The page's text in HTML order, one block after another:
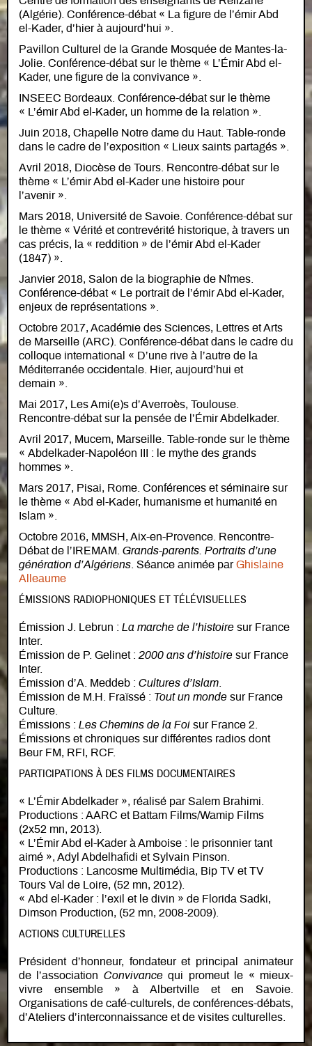
(Algérie). Conférence-débat « La figure de l’émir Abd
el-Kader, d’hier à aujourd’hui ».
Pavillon Culturel de la Grande Mosquée de Mantes-la-
Jolie. Conférence-débat sur le thème « L’Émir Abd el-
Kader, une figure de la convivance ».
INSEEC Bordeaux. Conférence-débat sur le thème
« L’émir Abd el-Kader, un homme de la relation ».
Juin 2018, Chapelle Notre dame du Haut. Table-ronde
dans le cadre de l’exposition « Lieux saints partagés ».
Avril 2018, Diocèse de Tours. Rencontre-débat sur le
thème « L’émir Abd el-Kader une histoire pour
l’avenir ».
Mars 2018, Université de Savoie. Conférence-débat sur
le thème « Vérité et contrevérité historique, à travers un
cas précis, la « reddition » de l’émir Abd el-Kader
(1847) ».
Janvier 2018, Salon de la biographie de Nîmes.
Conférence-débat « Le portrait de l’émir Abd el-Kader,
enjeux de représentations ».
Octobre 2017, Académie des Sciences, Lettres et Arts
de Marseille (ARC). Conférence-débat dans le cadre du
colloque international « D’une rive à l’autre de la
Méditerranée occidentale. Hier, aujourd’hui et
demain ».
Mai 2017, Les Ami(e)s d’Averroès, Toulouse.
Rencontre-débat sur la pensée de l’Émir Abdelkader.
Avril 2017, Mucem, Marseille. Table-ronde sur le thème
« Abdelkader-Napoléon III : le mythe des grands
hommes ».
Mars 2017, Pisai, Rome. Conférences et séminaire sur
le thème « Abd el-Kader, humanisme et humanité en
Islam ».
Octobre 2016, MMSH, Aix-en-Provence. Rencontre-
Débat de l’IREMAM. Grands-parents. Portraits d’une
génération d’Algériens . Séance animée parGhislaine
Alleaume
ÉMISSIONS RADIOPHONIQUES ET TÉLÉVISUELLES
Émission J. Lebrun : La marche de l’histoire sur France
Inter.
Émission de P. Gelinet : 2000 ans d’histoire sur France
Inter.
Émission d’A. Meddeb : Cultures d’Islam
Émission de M.H. Fraïssé : Tout un monde sur France
Culture.
Émissions : Les Chemins de la Foi sur France 2.
Émissions et chroniques sur différentes radios dont
Beur FM, RFI, RCF.
PARTICIPATIONS À DES FILMS DOCUMENTAIRES
« L’Émir Abdelkader », réalisé par Salem Brahimi.
Productions : AARC et Battam Films/Wamip Films
(2x52 mn, 2013).
« L’Émir Abd el-Kader à Amboise : le prisonnier tant
aimé », Adyl Abdelhafidi et Sylvain Pinson.
Productions : Lancosme Multimédia, Bip TV et TV
Tours Val de Loire, (52 mn, 2012).
« Abd el-Kader : l’exil et le divin » de Florida Sadki,
Dimson Production, (52 mn, 2008-2009).
ACTIONS CULTURELLES
Président d’honneur, fondateur et principal animateur
de l’association Convivancequi promeut le « mieux-
vivre ensemble » à Albertville et en Savoie.
Organisations de café-culturels, de conférences-débats,
d’Ateliers d’interconnaissance et de visites culturelles.